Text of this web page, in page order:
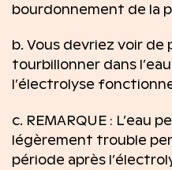
bourdonnement de la
b. Vous devriez voir
tourbillonner dans
l’électrolyse
c. REMARQUE : L’eau
légèrement trouble
période après